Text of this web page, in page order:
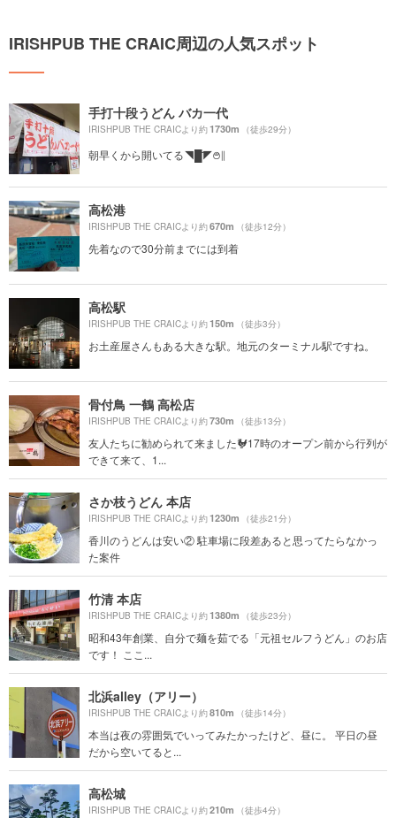
IRISHPUB THE CRAIC周辺の人気スポット
手打十段うどん バカ一代
IRISHPUB THE CRAICより約1730m （徒歩29分）
朝早くから開いてる◥█̆̈◤࿉∥
高松港
IRISHPUB THE CRAICより約670m （徒歩12分）
先着なので30分前までには到着
高松駅
IRISHPUB THE CRAICより約150m （徒歩3分）
お土産屋さんもある大きな駅。地元のターミナル駅ですね。
骨付鳥 一鶴 高松店
IRISHPUB THE CRAICより約730m （徒歩13分）
友人たちに勧められて来ました🐓17時のオープン前から行列が
できて来て、1...
さか枝うどん 本店
IRISHPUB THE CRAICより約1230m （徒歩21分）
香川のうどんは安い② 駐車場に段差あると思ってたらなかっ
た案件
竹清 本店
IRISHPUB THE CRAICより約1380m （徒歩23分）
昭和43年創業、自分で麺を茹でる「元祖セルフうどん」のお店
です！ ここ...
北浜alley（アリー）
IRISHPUB THE CRAICより約810m （徒歩14分）
本当は夜の雰囲気でいってみたかったけど、昼に。 平日の昼
だから空いてると...
高松城
IRISHPUB THE CRAICより約210m （徒歩4分）